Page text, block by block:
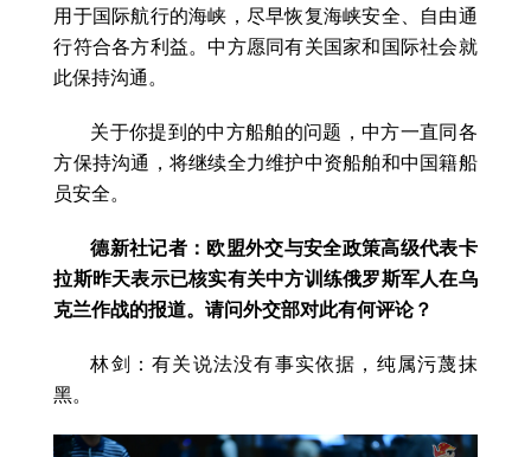
用于国际航行的海峡，尽早恢复海峡安全、自由通
行符合各方利益。中方愿同有关国家和国际社会就
此保持沟通。
关于你提到的中方船舶的问题，中方一直同各
方保持沟通，将继续全力维护中资船舶和中国籍船
员安全。
德新社记者：欧盟外交与安全政策高级代表卡
拉斯昨天表示已核实有关中方训练俄罗斯军人在乌
克兰作战的报道。请问外交部对此有何评论？
林剑：有关说法没有事实依据，纯属污蔑抹
黑。